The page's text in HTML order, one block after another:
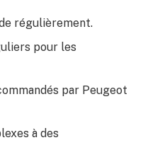
régulièrement.
pour les
par Peugeot
à des